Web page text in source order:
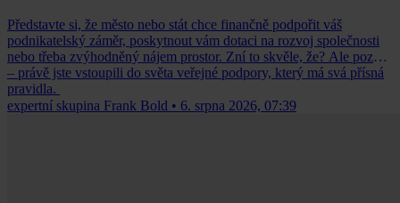
Představte si, že město nebo stát chce finančně podpořit váš
podnikatelský záměr, poskytnout vám dotaci na rozvoj společnosti
nebo třeba zvýhodněný nájem prostor. Zní to skvěle, že? Ale pozor
– právě jste vstoupili do světa veřejné podpory, který má svá přísná
pravidla.
expertní skupina Frank Bold • 6. srpna 2026, 07:39